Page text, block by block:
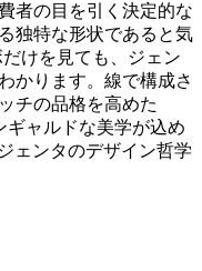
者の目を引く決定的な
独特な形状であると気
けを見ても、ジェン
かります。線で構成さ
チの品格を高めた
ギャルドな美学が込め
ェンタのデザイン哲学